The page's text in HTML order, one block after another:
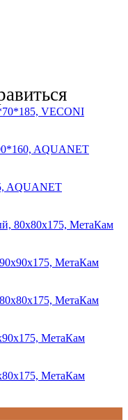
VECONI
AQUANET
AQUANET
80х80х175, МетаКам
МетаКам
МетаКам
МетаКам
МетаКам